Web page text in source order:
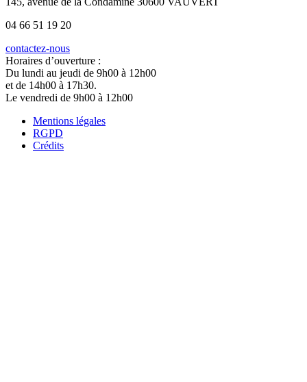
04 66 51 19 20
contactez-nous
Horaires d’ouverture :
Du lundi au jeudi de 9h00 à 12h00
et de 14h00 à 17h30.
Le vendredi de 9h00 à 12h00
Mentions légales
RGPD
Crédits